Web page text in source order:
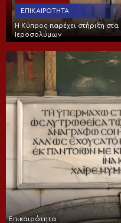
ΕΠΙΚΑΙΡΌΤΗΤΑ
Η Κύπρος παρέχει στήριξη στα
Ιεροσολύμων
Επικαιρότητα